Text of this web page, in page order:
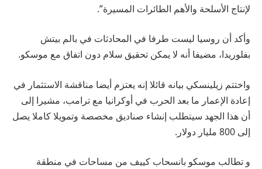
لإنتاج الأسلحة والأهم الطائرات المسيرة”.
وأكد أن روسيا ليست طرفا في المحادثات في بالم بيتش
بفلوريدا، مضيفا أنه لا يمكن تحقيق سلام دون اتفاق مع موسكو.
واختتم زيلينسكي بيانه قائلا إنه يعتزم أيضا مناقشة الاستثمار في
إعادة الإعمار ما بعد الحرب في أوكرانيا مع ترامب، مشيرا إلى
أن هذا الجهد سيتطلب إنشاء صناديق مخصصة وتمويلا كاملا يصل
إلى 800 مليار دولار.
و تطالب موسكو بانسحاب كييف من مساحات في منطقة